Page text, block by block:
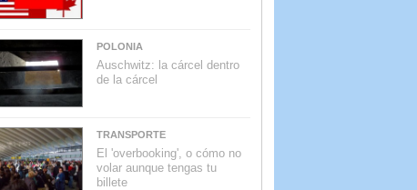
POLONIA
Auschwitz: la cárcel dentro
de la cárcel
TRANSPORTE
El 'overbooking', o cómo no
volar aunque tengas tu
billete